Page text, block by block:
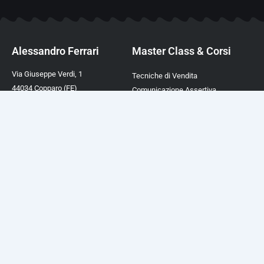
Alessandro Ferrari
Via Giuseppe Verdi, 1
44034 Copparo (FE)
Master Class & Corsi
Tecniche di Vendita
Comunicazione Assertiva